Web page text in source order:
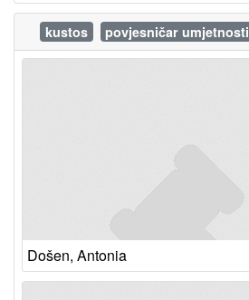
kustos povjesničar umjetnosti
Došen, Antonia